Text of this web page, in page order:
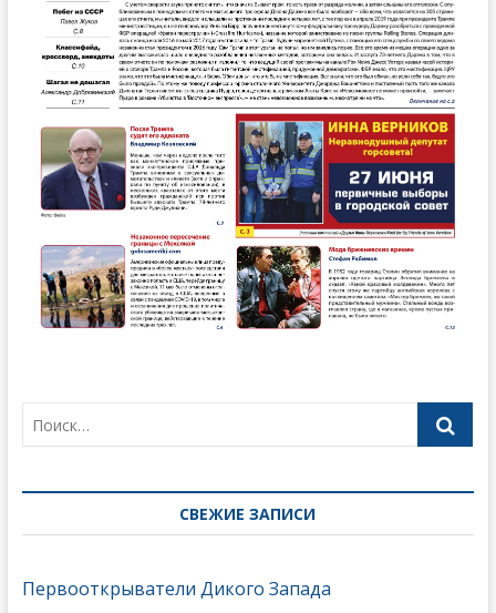
СВЕЖИЕ ЗАПИСИ
Первооткрыватели Дикого Запада